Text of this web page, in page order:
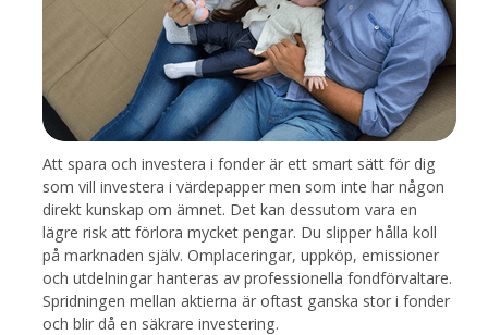
Att spara och investera i fonder är ett smart sätt för dig
som vill investera i värdepapper men som inte har någon
direkt kunskap om ämnet. Det kan dessutom vara en
lägre risk att förlora mycket pengar. Du slipper hålla koll
på marknaden själv. Omplaceringar, uppköp, emissioner
och utdelningar hanteras av professionella fondförvaltare.
Spridningen mellan aktierna är oftast ganska stor i fonder
och blir då en säkrare investering.